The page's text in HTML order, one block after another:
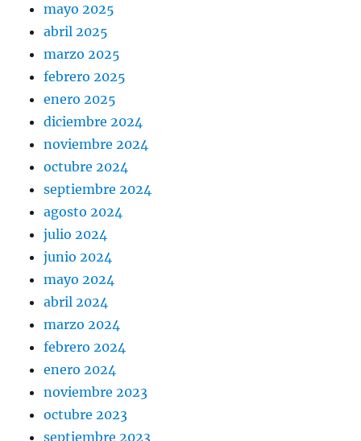
mayo 2025
abril 2025
marzo 2025
febrero 2025
enero 2025
diciembre 2024
noviembre 2024
octubre 2024
septiembre 2024
agosto 2024
julio 2024
junio 2024
mayo 2024
abril 2024
marzo 2024
febrero 2024
enero 2024
noviembre 2023
octubre 2023
septiembre 2023